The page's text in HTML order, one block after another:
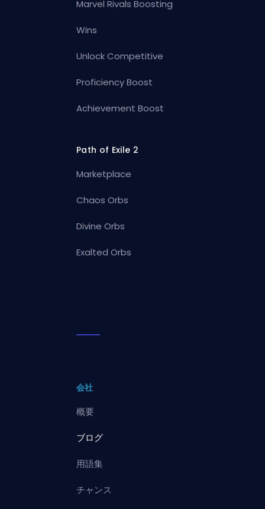
Marvel Rivals Boosting
Wins
Unlock Competitive
Proficiency Boost
Achievement Boost
Path of Exile 2
Marketplace
Chaos Orbs
Divine Orbs
Exalted Orbs
会社
概要
ブログ
用語集
チャンス